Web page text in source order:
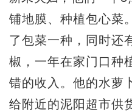
铺地膜、种植包心菜
了包菜一种，同时还
椒，一年在家门口种
错的收入。他的水萝
给附近的泥阳超市供